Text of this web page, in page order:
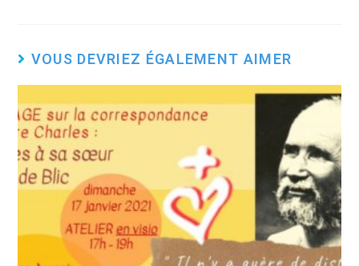
er b
o
o
k
s
A
p
VOUS DEVRIEZ ÉGALEMENT AIMER